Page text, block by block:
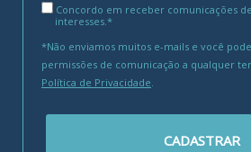
Concordo em receber comunicações
interesses.*
*Não enviamos muitos e-mails e você
permissões de comunicação a qualquer
Política de Privacidade.
CADASTRAR